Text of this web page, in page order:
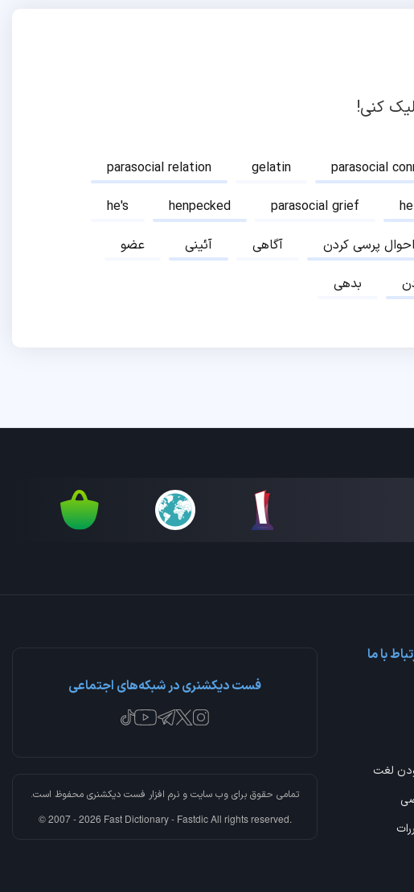
کنی!
parasocial relation gelatin parasocial
he's
henpecked parasocial grief
عضو
آئینی آگاهی احوال پرسی کردن
بدهی
با ما
لغت
فست دیکشنری در شبکه‌های اجتماعی
تمامی حقوق برای وب سایت و نرم افزار فست دیکشنریمحفوظ است.
© 2007 - 2026 Fast Dictionary - Fastdic All rights reserved.